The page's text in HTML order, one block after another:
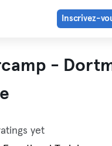
Inscrivez-
-
yet